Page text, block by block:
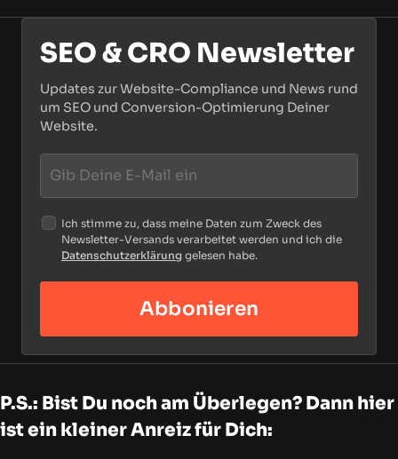
SEO & CRO Newsletter
Updates zur Website-Compliance und News rund
um SEO und Conversion-Optimierung Deiner
Website.
Ich stimme zu, dass meine Daten zum Zweck des
Newsletter-Versands verarbeitet werden und ich die
Datenschutzerklärung gelesen habe.
Abbonieren
P.S.: Bist Du noch am Überlegen? Dann hier
ist ein kleiner Anreiz für Dich: